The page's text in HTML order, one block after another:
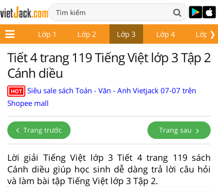
❯
Lớp 1 Lớp 2 Lớp 3 Lớp 4 Lớp 5
Tiết 4 trang 119 Tiếng Việt lớp 3 Tập 2
Cánh diều
HOT
Siêu sale sách Toán - Văn - Anh Vietjack 07-07 trên
Shopee mall
Trang trước Trang sau
Lời giải Tiếng Việt lớp 3 Tiết 4 trang 119 sách
Cánh diều giúp học sinh dễ dàng trả lời câu hỏi
và làm bài tập Tiếng Việt lớp 3 Tập 2.